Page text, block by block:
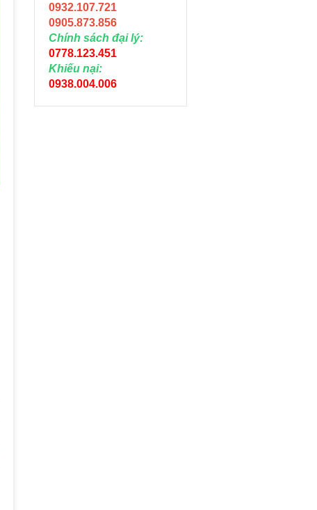
0932.107.721
0905.873.856
Chính sách đại lý:
0778.123.451
Khiếu nại:
0938.004.006